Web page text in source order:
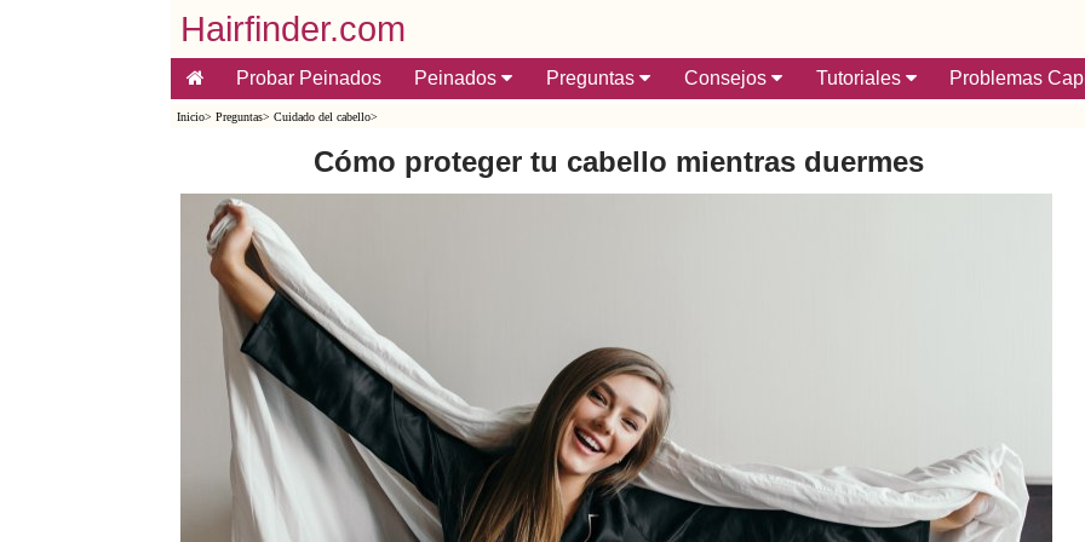
Hairfinder.com
Probar Peinados Peinados Preguntas Consejos Tutoriales Problemas
Inicio> Preguntas> Cuidado del cabello>
Cómo proteger tu cabello mientras duermes